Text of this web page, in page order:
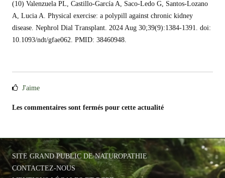
(10) Valenzuela PL, Castillo-García A, Saco-Ledo G, Santos-Lozano
A, Lucia A. Physical exercise: a polypill against chronic kidney
disease. Nephrol Dial Transplant. 2024 Aug 30;39(9):1384-1391. doi:
10.1093/ndt/gfae062. PMID: 38460948.
J'aime
Les commentaires sont fermés pour cette actualité
SITE GRAND PUBLIC DE NATUROPATHIE
CONTACTEZ-NOUS